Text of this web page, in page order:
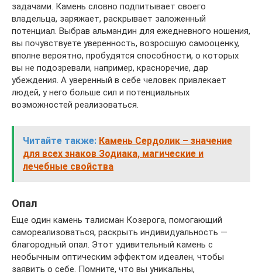
задачами. Камень словно подпитывает своего
владельца, заряжает, раскрывает заложенный
потенциал. Выбрав альмандин для ежедневного ношения,
вы почувствуете уверенность, возросшую самооценку,
вполне вероятно, пробудятся способности, о которых
вы не подозревали, например, красноречие, дар
убеждения. А уверенный в себе человек привлекает
людей, у него больше сил и потенциальных
возможностей реализоваться.
Читайте также: Камень Сердолик – значение
для всех знаков Зодиака, магические и
лечебные свойства
Опал
Еще один камень талисман Козерога, помогающий
самореализоваться, раскрыть индивидуальность —
благородный опал. Этот удивительный камень с
необычным оптическим эффектом идеален, чтобы
заявить о себе. Помните, что вы уникальны,